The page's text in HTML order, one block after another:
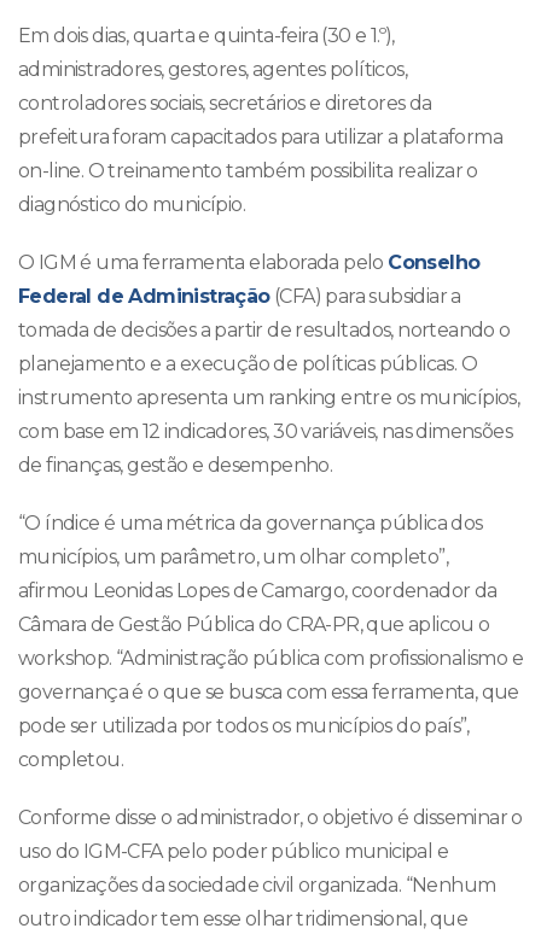
Em dois dias, quarta e quinta-feira (30 e 1.º),
administradores, gestores, agentes políticos,
controladores sociais, secretários e diretores da
prefeitura foram capacitados para utilizar a plataforma
on-line. O treinamento também possibilita realizar o
diagnóstico do município.
O IGM é uma ferramenta elaborada pelo Conselho
Federal de Administração(CFA) para subsidiar a
tomada de decisões a partir de resultados, norteando o
planejamento e a execução de políticas públicas. O
instrumento apresenta um ranking entre os municípios,
com base em 12 indicadores, 30 variáveis, nas dimensões
de finanças, gestão e desempenho.
“O índice é uma métrica da governança pública dos
municípios, um parâmetro, um olhar completo”,
afirmou Leonidas Lopes de Camargo, coordenador da
Câmara de Gestão Pública do CRA-PR, que aplicou o
workshop. “Administração pública com profissionalismo e
governança é o que se busca com essa ferramenta, que
pode ser utilizada por todos os municípios do país”,
completou.
Conforme disse o administrador, o objetivo é disseminar o
uso do IGM-CFA pelo poder público municipal e
organizações da sociedade civil organizada. “Nenhum
outro indicador tem esse olhar tridimensional, que